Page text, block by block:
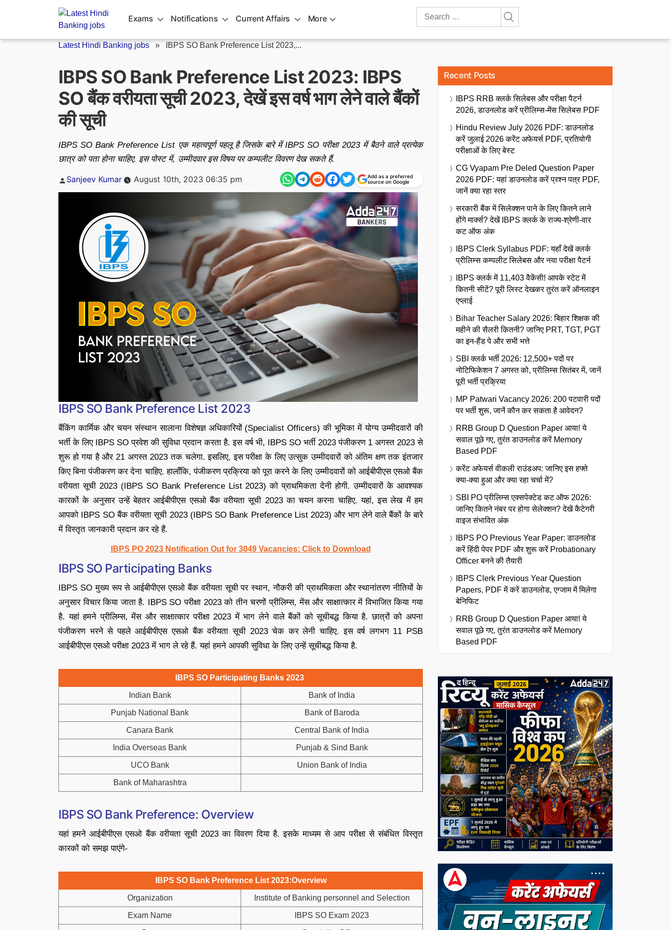
Exams Notifications Current Affairs More
Search
Latest Hindi Banking jobs » IBPS SO Bank Preference List 2023,...
IBPS SO Bank Preference List 2023: IBPS
SO बैंक वरीयता सूची 2023, देखें इस वर्ष भाग लेने वाले बैंकों
की सूची
IBPS SO Bank Preference List एक महत्वपूर्ण पहलू है जिसके बारे में IBPS SO परीक्षा 2023 में बैठने वाले प्रत्येक
छात्र को पता होना चाहिए. इस पोस्ट में, उम्मीदवार इस विषय पर कम्पलीट विवरण देख सकते हैं.
Posted
Sanjeev Kumar August 10th, 2023 06:35 pm
Add as a preferred
source on Google
IBPS SO Bank Preference List 2023
बैंकिंग कार्मिक और चयन संस्थान सालाना विशेषज्ञ अधिकारियों (Specialist Officers) की भूमिका में योग्य उम्मीदवारों की
भर्ती के लिए IBPS SO प्रवेश की सुविधा प्रदान करता है. इस वर्ष भी, IBPS SO भर्ती 2023 पंजीकरण 1 अगस्त 2023 से
शुरू हो गया है और 21 अगस्त 2023 तक चलेगा. इसलिए, इस परीक्षा के लिए उत्सुक उम्मीदवारों को अंतिम क्षण तक इंतजार
किए बिना पंजीकरण कर देना चाहिए. हालाँकि, पंजीकरण प्रक्रिया को पूरा करने के लिए उम्मीदवारों को आईबीपीएस एसओ बैंक
वरीयता सूची 2023 (IBPS SO Bank Preference List 2023) को प्राथमिकता देनी होगी. उम्मीदवारों के आवश्यक
कारकों के अनुसार उन्हें बेहतर आईबीपीएस एसओ बैंक वरीयता सूची 2023 का चयन करना चाहिए. यहां, इस लेख में हम
आपको IBPS SO बैंक वरीयता सूची 2023 (IBPS SO Bank Preference List 2023) और भाग लेने वाले बैंकों के बारे
में विस्तृत जानकारी प्रदान कर रहे हैं.
IBPS PO 2023 Notification Out for 3049 Vacancies: Click to Download
IBPS SO Participating Banks
IBPS SO मुख्य रूप से आईबीपीएस एसओ बैंक वरीयता सूची पर स्थान, नौकरी की प्राथमिकता और स्थानांतरण नीतियों के
अनुसार विचार किया जाता है. IBPS SO परीक्षा 2023 को तीन चरणों प्रीलिम्स, मेंस और साक्षात्कार में विभाजित किया गया
है. यहां हमने प्रीलिम्स, मेंस और साक्षात्कार परीक्षा 2023 में भाग लेने वाले बैंकों को सूचीबद्ध किया है. छात्रों को अपना
पंजीकरण भरने से पहले आईबीपीएस एसओ बैंक वरीयता सूची 2023 चेक कर लेनी चाहिए. इस वर्ष लगभग 11 PSB
आईबीपीएस एसओ परीक्षा 2023 में भाग ले रहे हैं. यहां हमने आपकी सुविधा के लिए उन्हें सूचीबद्ध किया है.
IBPS SO Participating Banks 2023
Indian Bank Bank of India
Punjab National Bank Bank of Baroda
Canara Bank Central Bank of India
India Overseas Bank Punjab & Sind Bank
UCO Bank Union Bank of India
Bank of Maharashtra
IBPS SO Bank Preference: Overview
यहां हमने आईबीपीएस एसओ बैंक वरीयता सूची 2023 का विवरण दिया है. इसके माध्यम से आप परीक्षा से संबंधित विस्तृत
कारकों को समझ पाएंगे-
IBPS SO Bank Preference List 2023:Overview
Organization Institute of Banking personnel and Selection
Exam Name IBPS SO Exam 2023
Recent Posts
IBPS RRB क्लर्क सिलेबस और परीक्षा पैटर्न
2026, डाउनलोड करें प्रीलिम्स-मेंस सिलेबस PDF
Hindu Review July 2026 PDF: डाउनलोड
करें जुलाई 2026 करेंट अफेयर्स PDF, प्रतियोगी
परीक्षाओं के लिए बेस्ट
CG Vyapam Pre Deled Question Paper
2026 PDF: यहां डाउनलोड करें प्रश्न पत्र PDF,
जानें क्या रहा स्तर
सरकारी बैंक में सिलेक्शन पाने के लिए कितने लाने
होंगे मार्क्स? देखें IBPS क्लर्क के राज्य-श्रेणी-वार
कट ऑफ अंक
IBPS Clerk Syllabus PDF: यहाँ देखें क्लर्क
प्रीलिम्स कम्पलीट सिलेबस और नया परीक्षा पैटर्न
IBPS क्लर्क में 11,403 वैकेंसी! आपके स्टेट में
कितनी सीटें? पूरी लिस्ट देखकर तुरंत करें ऑनलाइन
एप्लाई
Bihar Teacher Salary 2026: बिहार शिक्षक की
महीने की सैलरी कितनी? जानिए PRT, TGT, PGT
का इन-हैंड पे और सभी भत्ते
SBI क्लर्क भर्ती 2026: 12,500+ पदों पर
नोटिफिकेशन 7 अगस्त को, प्रीलिम्स सितंबर में, जानें
पूरी भर्ती प्रक्रिया
MP Patwari Vacancy 2026: 200 पटवारी पदों
पर भर्ती शुरू, जानें कौन कर सकता है आवेदन?
RRB Group D Question Paper आया! ये
सवाल पूछे गए, तुरंत डाउनलोड करें Memory
Based PDF
करेंट अफेयर्स वीकली राउंडअप: जानिए इस हफ्ते
क्या-क्या हुआ और क्या रहा चर्चा में?
SBI PO प्रीलिम्स एक्सपेक्टेड कट ऑफ 2026:
जानिए कितने नंबर पर होगा सेलेक्शन? देखें कैटेगरी
वाइज संभावित अंक
IBPS PO Previous Year Paper: डाउनलोड
करें हिंदी पेपर PDF और शुरू करें Probationary
Officer बनने की तैयारी
IBPS Clerk Previous Year Question
Papers, PDF में करें डाउनलोड, एग्जाम में मिलेगा
बेनिफिट
RRB Group D Question Paper आया! ये
सवाल पूछे गए, तुरंत डाउनलोड करें Memory
Based PDF